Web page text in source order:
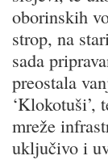
oborinskih
strop, na
sada
preostala
‘Klokotuši’,
mreže
uključivo i